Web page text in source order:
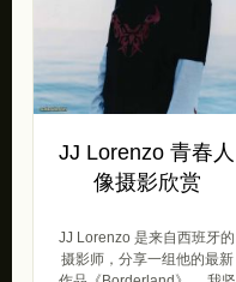
JJ Lorenzo 青春人
像摄影欣赏
JJ Lorenzo 是来自西班牙的
摄影师，分享一组他的最新